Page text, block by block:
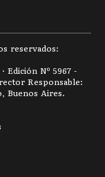
reservados:
Edición Nº 5967 -
Responsable:
Buenos Aires.